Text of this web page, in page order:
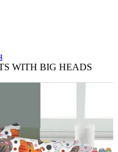
WITH BIG HEADS